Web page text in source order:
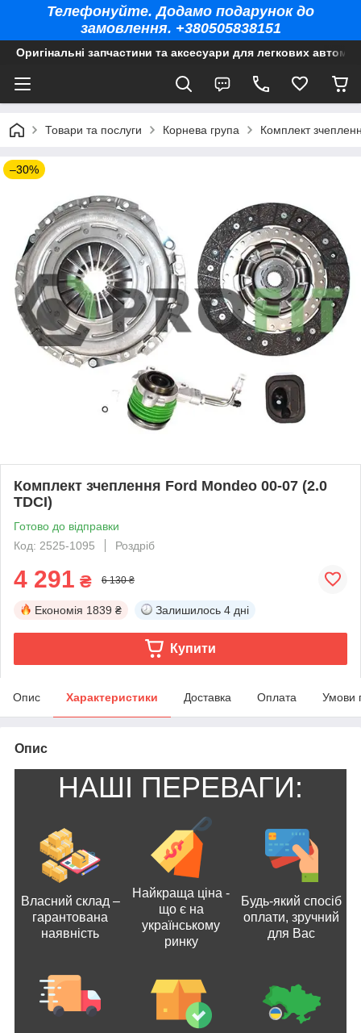
Телефонуйте. Додамо подарунок до
замовлення. +380505838151
Оригінальні запчастини та аксесуари для легкових
Товари та послуги Корнева група Комплект
–30%
Комплект зчеплення Ford Mondeo 00-07 (2.0
TDCI)
Готово до відправки
Код: 2525-1095
Роздріб
4 291 ₴ 6 130 ₴
Економія 1839 ₴ Залишилось 4 дні
Купити
Опис Характеристики Доставка Оплата Умови
Опис
НАШІ ПЕРЕВАГИ:
Власний склад –
гарантована
наявність
Найкраща ціна -
що є на
українському
ринку
Будь-який спосіб
оплати, зручний
для Вас